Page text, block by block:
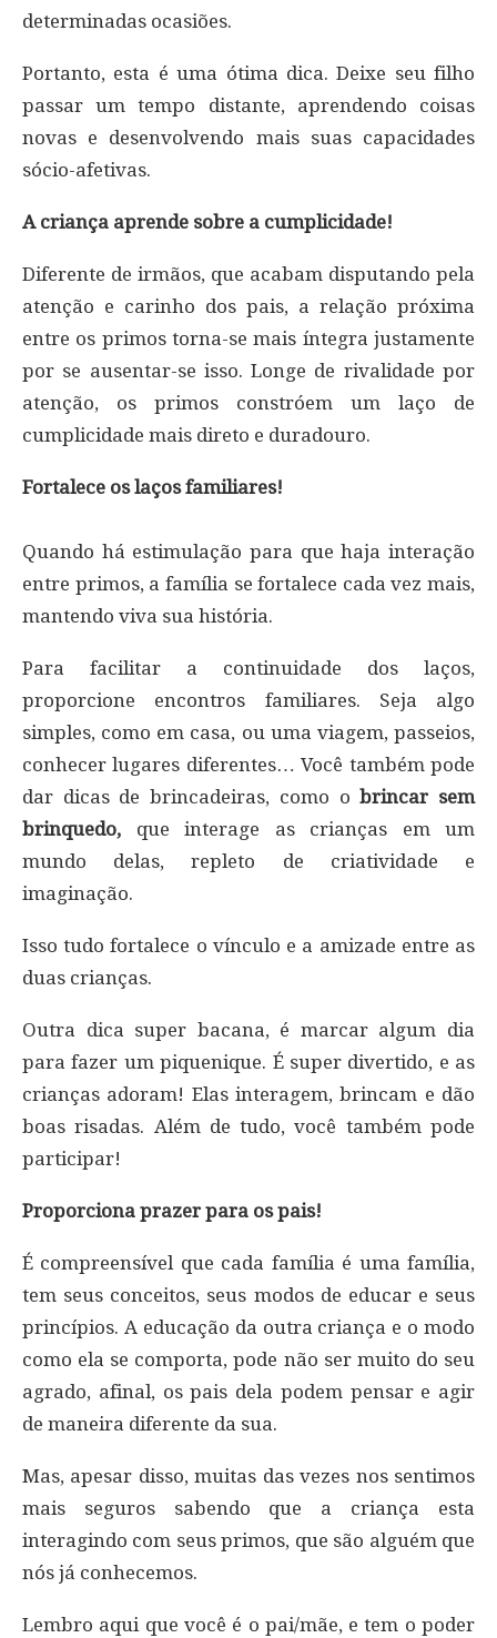
determinadas ocasiões.
Portanto, esta é uma ótima dica. Deixe seu filho
passar um tempo distante, aprendendo coisas
novas e desenvolvendo mais suas capacidades
sócio-afetivas.
A criança aprende sobre a cumplicidade!
Diferente de irmãos, que acabam disputando pela
atenção e carinho dos pais, a relação próxima
entre os primos torna-se mais íntegra justamente
por se ausentar-se isso. Longe de rivalidade por
atenção, os primos constróem um laço de
cumplicidade mais direto e duradouro.
Fortalece os laços familiares!
Quando há estimulação para que haja interação
entre primos, a família se fortalece cada vez mais,
mantendo viva sua história.
Para facilitar a continuidade dos laços,
proporcione encontros familiares. Seja algo
simples, como em casa, ou uma viagem, passeios,
conhecer lugares diferentes… Você também pode
dar dicas de brincadeiras, como o brincar sem
brinquedo, que interage as crianças em um
mundo delas, repleto de criatividade e
imaginação.
Isso tudo fortalece o vínculo e a amizade entre as
duas crianças.
Outra dica super bacana, é marcar algum dia
para fazer um piquenique. É super divertido, e as
crianças adoram! Elas interagem, brincam e dão
boas risadas. Além de tudo, você também pode
participar!
Proporciona prazer para os pais!
É compreensível que cada família é uma família,
tem seus conceitos, seus modos de educar e seus
princípios. A educação da outra criança e o modo
como ela se comporta, pode não ser muito do seu
agrado, afinal, os pais dela podem pensar e agir
de maneira diferente da sua.
Mas, apesar disso, muitas das vezes nos sentimos
mais seguros sabendo que a criança esta
interagindo com seus primos, que são alguém que
nós já conhecemos.
Lembro aqui que você é o pai/mãe, e tem o poder